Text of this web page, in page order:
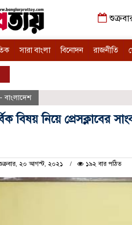
সারা বাংলা বিনোদন রাজনীতি
বাংলাদেশ
বিষয় নিয়ে প্রেসক্লাবের
২০ আগস্ট, ২০২১ ১৯২ বার পঠিত